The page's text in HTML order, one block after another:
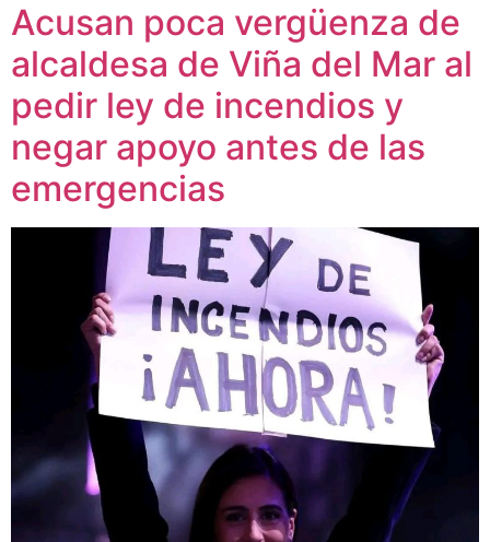
Acusan poca vergüenza de
alcaldesa de Viña del Mar al
pedir ley de incendios y
negar apoyo antes de las
emergencias